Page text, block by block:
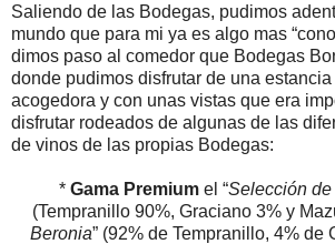
Saliendo de las Bodegas, pudimos
mundo que para mi ya es algo mas
dimos paso al comedor que Bodegas
donde pudimos disfrutar de una
acogedora y con unas vistas que era
disfrutar rodeados de algunas de las
de vinos de las propias Bodegas:
* Gama Premium el “Selección
(Tempranillo 90%, Graciano 3% y
Beronia” (92% de Tempranillo, 4% de